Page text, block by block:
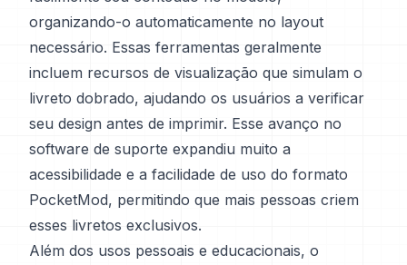
organizando-o automaticamente no layout
necessário. Essas ferramentas geralmente
incluem recursos de visualização que simulam o
livreto dobrado, ajudando os usuários a verificar
seu design antes de imprimir. Esse avanço no
software de suporte expandiu muito a
acessibilidade e a facilidade de uso do formato
PocketMod, permitindo que mais pessoas criem
esses livretos exclusivos.
Além dos usos pessoais e educacionais, o